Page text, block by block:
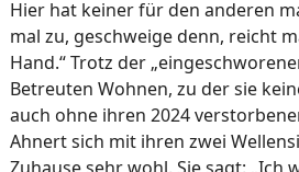
Hier hat keiner für den anderen
mal zu, geschweige denn, reicht
Hand.“ Trotz der
Betreuten Wohnen, zu der sie
auch ohne ihren 2024
Ahnert sich mit ihren zwei